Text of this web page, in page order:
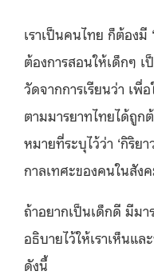
เราเป็นคนไทย ก็ต้องมี
ต้องการสอนให้เด็กๆ
วัดจากการเรียนว่า เ
ตามมารยาทไทยได้ถูก
หมายที่ระบุไว้ว่า ‘กิริย
กาลเทศะของคนในสังค
ถ้าอยากเป็นเด็กดี มีม
อธิบายไว้ให้เราเห็นแ
ดังนี้